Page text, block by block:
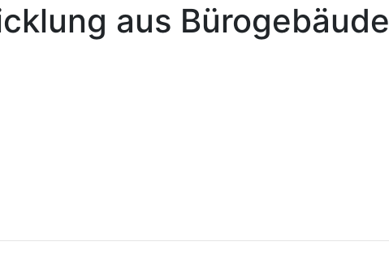
aus Bürogebäude